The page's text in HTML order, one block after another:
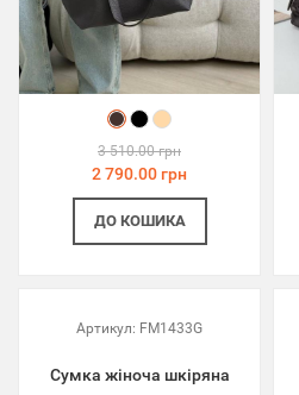
3 510.00 грн
2 790.00 грн
ДО КОШИКА
Артикул: FM1433G
Сумка жіноча шкіряна